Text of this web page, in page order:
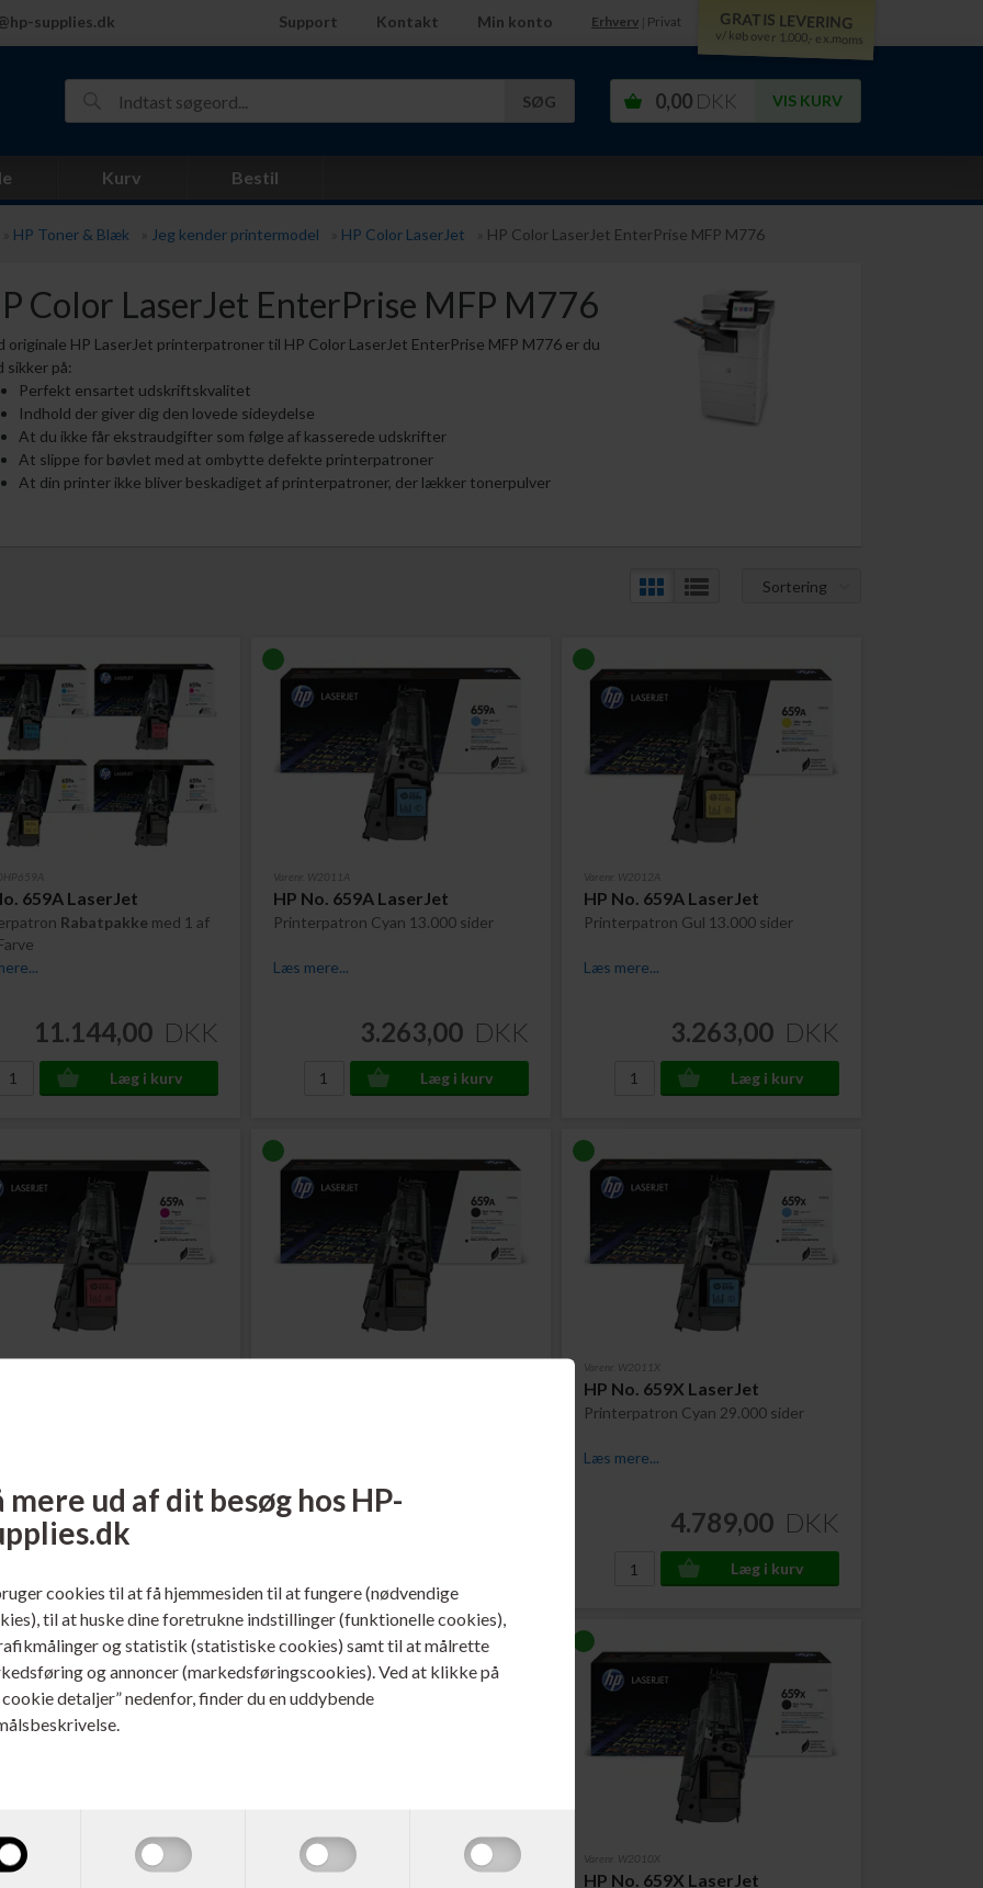
mere ud af dit besøg hos HP-
cookies til at få hjemmesiden til at fungere (nødvendige
til at huske dine foretrukne indstillinger (funktionelle cookies),
og statistik (statistiske cookies) samt til at målrette
og annoncer (markedsføringscookies). Ved at klikke på
cookie detaljer” nedenfor, finder du en uddybende
supplies.dk Support Kontakt Min konto Erhverv Privat GRATIS LEVERING
v/ køb over 1.000,- ex.moms
VIS KURV
0,00 DKK
Kurv Bestil
HP Toner & Blæk Jeg kender printermodel HP Color LaserJet HP Color LaserJet EnterPrise MFP M776
Color LaserJet EnterPrise MFP M776
originale HP LaserJet printerpatroner til HP Color LaserJet EnterPrise MFP M776 er du
sikker på:
Perfekt ensartet udskriftskvalitet
Indhold der giver dig den lovede sideydelse
At du ikke får ekstraudgifter som følge af kasserede udskrifter
At slippe for bøvlet med at ombytte defekte printerpatroner
At din printer ikke bliver beskadiget af printerpatroner, der lækker tonerpulver
Sortering
659A LaserJet
Rabatpakke med 1 af
11.144,00 DKK
Varenr. W2011A
HP No. 659A LaserJet
Printerpatron Cyan 13.000 sider
Læs mere...
3.263,00 DKK
Varenr. W2012A
HP No. 659A LaserJet
Printerpatron Gul 13.000 sider
Læs mere...
3.263,00 DKK
3.263,00 DKK 1.481,00
Varenr. W2011X
HP No. 659X LaserJet
Printerpatron Cyan 29.000 sider
Læs mere...
4.789,00 DKK
Varenr. W2013X Varenr. W2010X
HP No. 659X LaserJet